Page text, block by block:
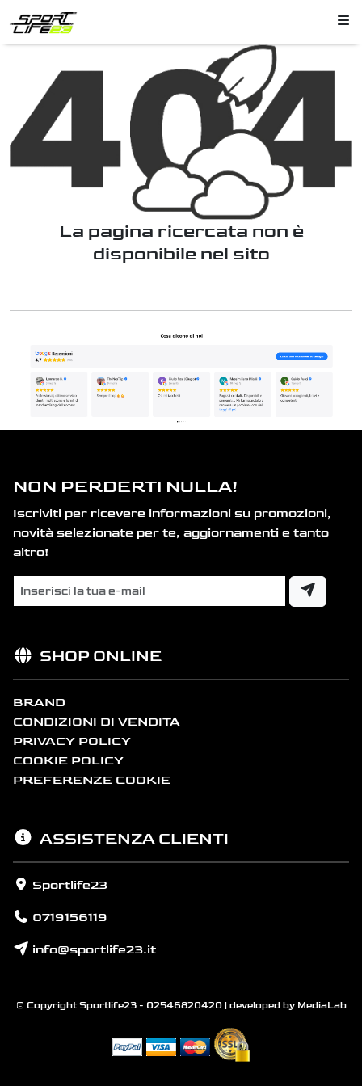
La pagina ricercata non è
disponibile nel sito
NON PERDERTI NULLA!
Iscriviti per ricevere informazioni su promozioni,
novità selezionate per te, aggiornamenti e tanto
altro!
SHOP ONLINE
BRAND
CONDIZIONI DI VENDITA
PRIVACY POLICY
COOKIE POLICY
PREFERENZE COOKIE
ASSISTENZA CLIENTI
Sportlife23
0719156119
info@sportlife23.it
© Copyright Sportlife23 - 02546820420 | developed by MediaLab